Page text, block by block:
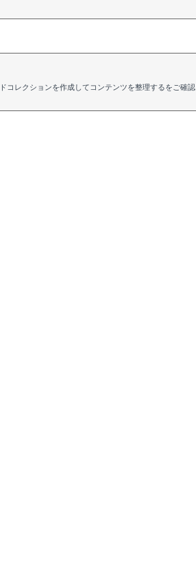
コレクションを作成してコンテンツを整理するをご確認